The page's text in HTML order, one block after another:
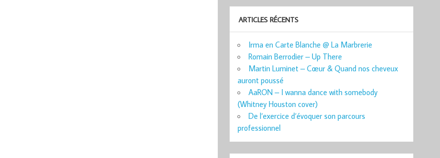
ARTICLES RÉCENTS
Irma en Carte Blanche @ La Marbrerie
Romain Berrodier – Up There
Martin Luminet – Cœur & Quand nos cheveux
auront poussé
AaRON – I wanna dance with somebody
(Whitney Houston cover)
De l’exercice d’évoquer son parcours
professionnel